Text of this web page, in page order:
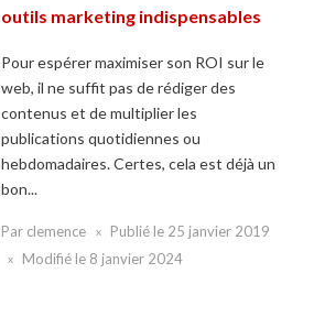
outils marketing indispensables
Pour espérer maximiser son ROI sur le
web, il ne suffit pas de rédiger des
contenus et de multiplier les
publications quotidiennes ou
hebdomadaires. Certes, cela est déjà un
bon...
Par clemence Publié le 25 janvier 2019
Modifié le 8 janvier 2024